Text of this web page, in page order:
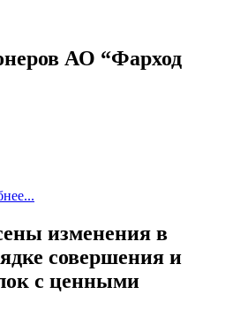
АО “Фарход
изменения в
совершения и
с ценными